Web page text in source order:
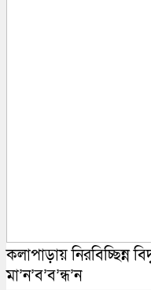
কলাপাড়ায় নিরবিচ্ছিন্ন
মা’ন’ব’ব’ন্ধ’ন